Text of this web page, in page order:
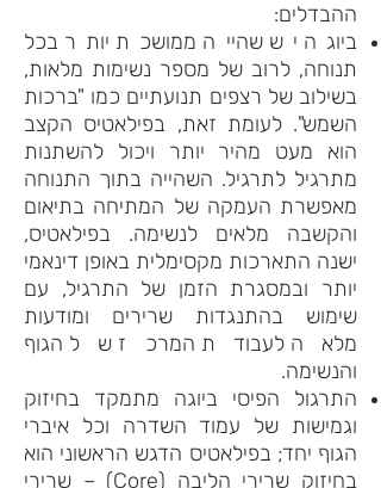
ההבדלים:
ביוגה יש שהייה ממושכת יותר בכל
תנוחה, לרוב של מספר נשימות מלאות,
בשילוב של רצפים תנועתיים כמו "ברכות
השמש". לעומת זאת, בפילאטיס הקצב
הוא מעט מהיר יותר ויכול להשתנות
מתרגיל לתרגיל. השהייה בתוך התנוחה
מאפשרת העמקה של המתיחה בתיאום
והקשבה מלאים לנשימה. בפילאטיס,
ישנה התארכות מקסימלית באופן דינאמי
יותר ובמסגרת הזמן של התרגיל, עם
שימוש בהתנגדות שרירים ומודעות
מלאה לעבודת המרכז של הגוף
והנשימה.
התרגול הפיסי ביוגה מתמקד בחיזוק
וגמישות של עמוד השדרה וכל איברי
הגוף יחד; בפילאטיס הדגש הראשוני הוא
בחיזוק שרירי הליבה (Core) – שרירי